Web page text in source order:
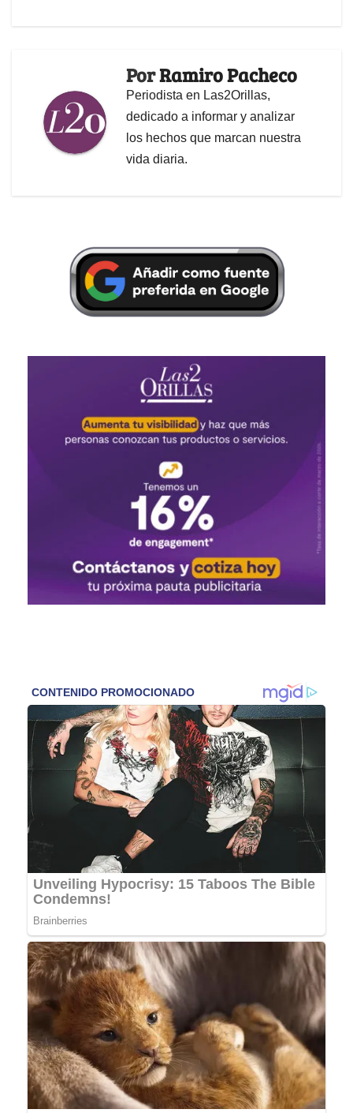
PorRamiro Pacheco
Periodista en Las2Orillas,
dedicado a informar y analizar
los hechos que marcan nuestra
vida diaria.